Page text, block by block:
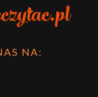
NA: